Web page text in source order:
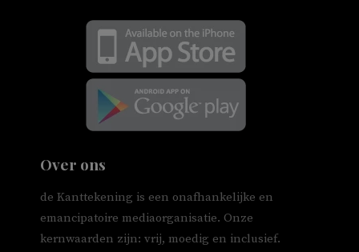
Over ons
de Kanttekening is een onafhankelijke en
emancipatoire mediaorganisatie. Onze
kernwaarden zijn: vrij, moedig en inclusief.